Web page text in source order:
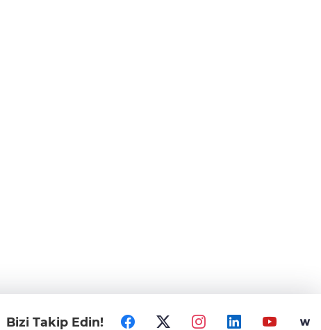
Bizi Takip Edin!